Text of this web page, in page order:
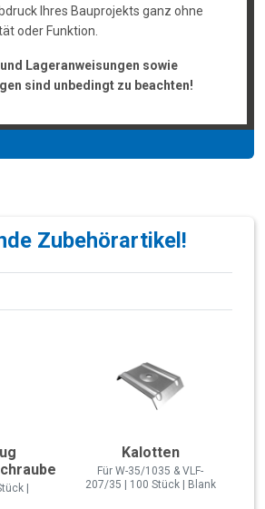
Ihres Bauprojekts ganz ohne
oder Funktion.
Lageranweisungen sowie
sind unbedingt zu beachten!
Zubehörartikel!
|
Kalotten
Für W-35/1035 & VLF-
207/35 | 100 Stück | Blank